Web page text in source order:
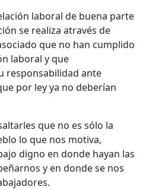
laboral de buena parte
se realiza através de
que no han cumplido
laboral y que
responsabilidad ante
por ley ya no deberían
que no es sólo la
lo que nos motiva,
digno en donde hayan las
y en donde se nos